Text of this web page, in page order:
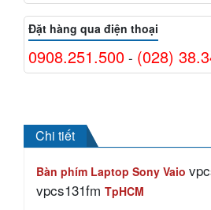
Đặt hàng qua điện thoại
0908.251.500 - (028)
Chi tiết
Bàn phím Laptop Sony Vaio
vpcs131fm TpHCM